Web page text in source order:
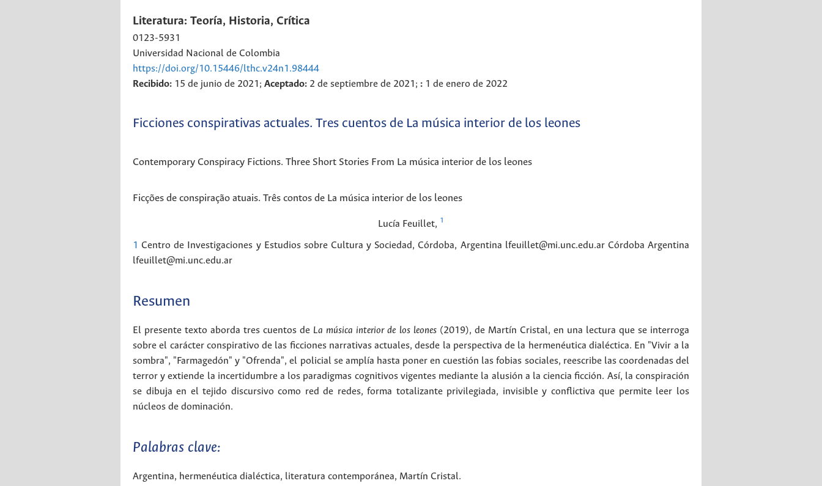
Literatura: Teoría, Historia, Crítica
0123-5931
Universidad Nacional de Colombia
https://doi.org/10.15446/lthc.v24n1.98444
Recibido: 15 de junio de 2021; Aceptado: 2 de septiembre de 2021; : 1 de enero de 2022
Ficciones conspirativas actuales. Tres cuentos de La música interior de los leones
Contemporary Conspiracy Fictions. Three Short Stories From La música interior de los leones
Ficções de conspiração atuais. Três contos de La música interior de los leones
Lucía Feuillet, 1
1Centro de Investigaciones y Estudios sobre Cultura y Sociedad, Córdoba, Argentina lfeuillet@mi.unc.edu.ar Córdoba Argentina
lfeuillet@mi.unc.edu.ar
Resumen
El presente texto aborda tres cuentos de La música interior de los leones(2019), de Martín Cristal, en una lectura que se interroga
sobre el carácter conspirativo de las ficciones narrativas actuales, desde la perspectiva de la hermenéutica dialéctica. En "Vivir a la
sombra", "Farmagedón" y "Ofrenda", el policial se amplía hasta poner en cuestión las fobias sociales, reescribe las coordenadas del
terror y extiende la incertidumbre a los paradigmas cognitivos vigentes mediante la alusión a la ciencia ficción. Así, la conspiración
se dibuja en el tejido discursivo como red de redes, forma totalizante privilegiada, invisible y conflictiva que permite leer los
núcleos de dominación.
Palabras clave:
Argentina, hermenéutica dialéctica, literatura contemporánea, Martín Cristal.